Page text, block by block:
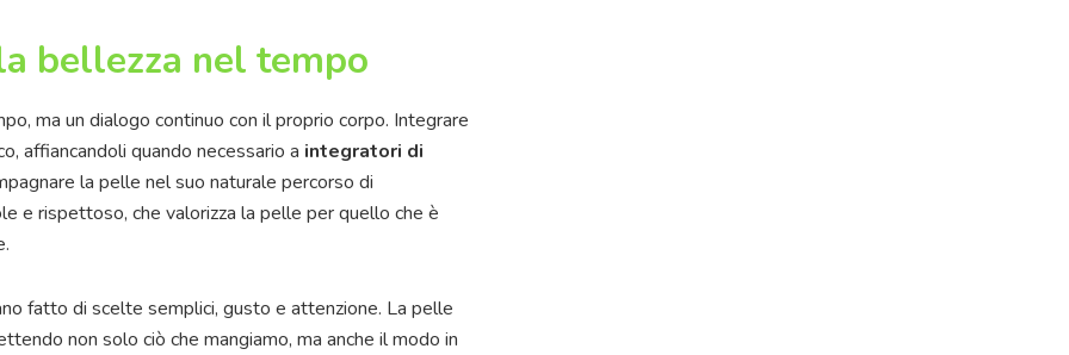
bellezza nel tempo
ma un dialogo continuo con il proprio corpo. Integrare
affiancandoli quando necessario a integratori di
la pelle nel suo naturale percorso di
e rispettoso, che valorizza la pelle per quello che è
fatto di scelte semplici, gusto e attenzione. La pelle
non solo ciò che mangiamo, ma anche il modo in